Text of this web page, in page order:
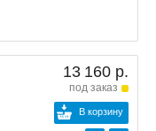
13 160 р.
под заказ
В корзину